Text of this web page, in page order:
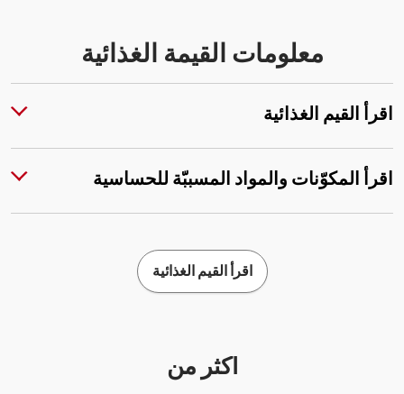
معلومات القيمة الغذائية
اقرأ القيم الغذائية
اقرأ المكوّنات والمواد المسببّة للحساسية
اقرأ القيم الغذائية
أكثر من